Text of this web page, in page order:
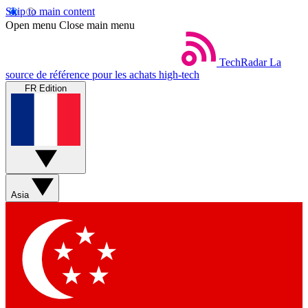
Skip to main content
Open menu Close main menu
TechRadar La
source de référence pour les achats high-tech
FR Edition
Asia